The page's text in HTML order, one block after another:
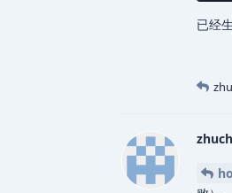
已经